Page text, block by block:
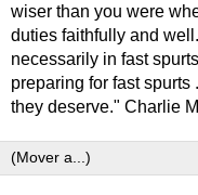
wiser than you were
duties faithfully and
necessarily in fast
preparing for fast spurts
they deserve." Charlie